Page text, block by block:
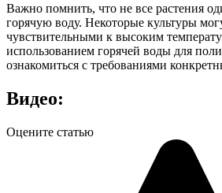
Важно помнить, что не все растения
горячую воду. Некоторые культуры
чувствительными к высоким
использованием горячей воды для
ознакомиться с требованиями
Видео:
Оцените статью